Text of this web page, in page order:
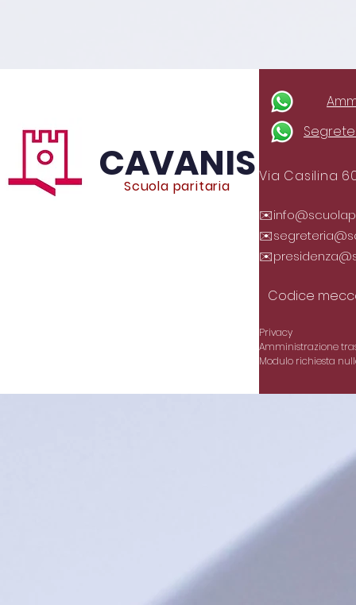
Scuola paritaria
CAVANIS Via Casilina
✉️
✉️
✉️
Codice
Privacy
Amministrazione
Modulo richiesta